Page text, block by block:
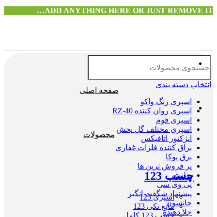
ADD ANYTHING HERE OR JUST REMOVE IT…
انتخاب دسته بندی
اسپری رنگ واکو
اسپری روان کننده RZ-40
اسپری فوم
اسپری مختلف گل پخش
انژکتور اتافیکس
براق کننده فلزات غفاری
برق پوکا
پر فروش ترین ها
پولیش
پی وی سی
پیشنهاد شگفت انگیز
جانسون
جلا دهنده
صفحه اصلی
محصولات
چسب 123
اسپری 123
مایع تکی 123
چسب 123 کامل